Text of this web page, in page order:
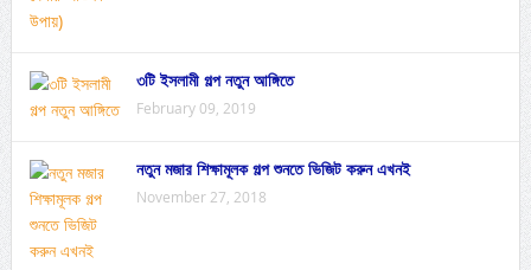
৩টি ইসলামী গল্প নতুন আঙ্গিতে
February 09, 2019
নতুন মজার শিক্ষামূলক গল্প শুনতে ভিজিট করুন এখনই
November 27, 2018